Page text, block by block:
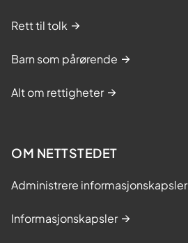
Rett til tolk
Barn som pårørende
Alt om rettigheter
OM NETTSTEDET
Administrere informasjonskapsler
Informasjonskapsler